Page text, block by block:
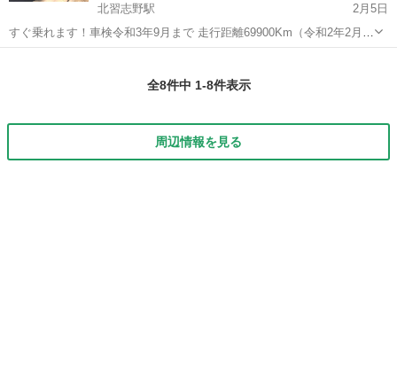
北習志野駅
2月5日
すぐ乗れます！車検令和3年9月まで 走行距離69900Km（令和2年2月現
在） プレマシー ワンオーナー禁煙車です ペット臭タバコ臭キツい芳
全8件中 1-8件表示
周辺情報を見る